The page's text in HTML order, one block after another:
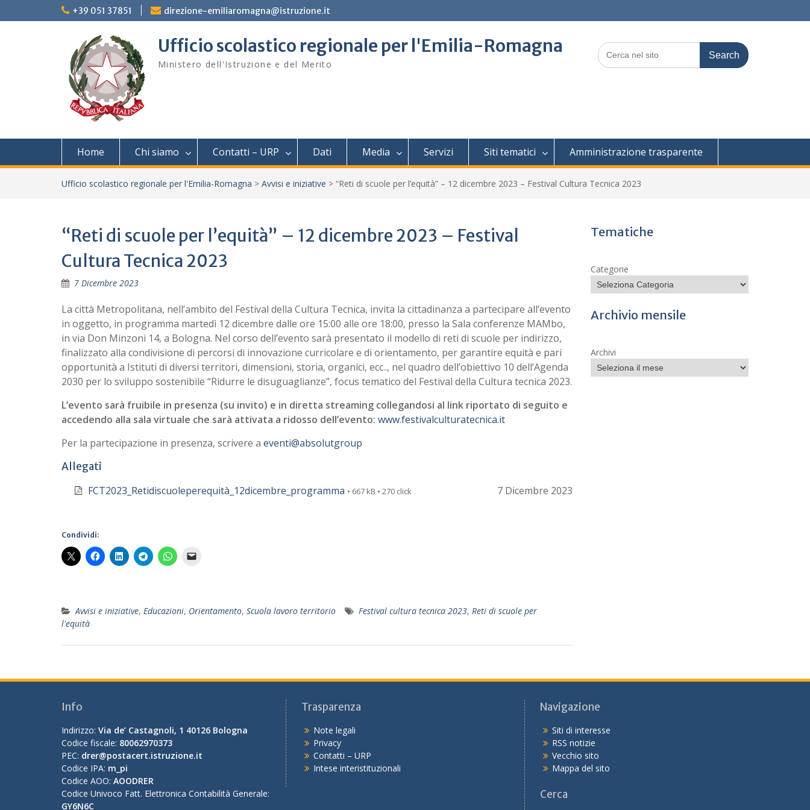
to
+39 051 37851 direzione-emiliaromagna@istruzione.it
Ufficio scolastico regionale per l'Emilia-Romagna
Ministero dell'Istruzione e del Merito
Search
for:
Home Chi siamo Contatti – URP Dati Media Servizi Siti tematici Amministrazione trasparente
Ufficio scolastico regionale per l'Emilia-Romagna > Avvisi e iniziative > “Reti di scuole per l’equità” – 12 dicembre 2023 – Festival Cultura Tecnica 2023
“Reti di scuole per l’equità” – 12 dicembre 2023 – Festival
Cultura Tecnica 2023
7 Dicembre 2023
La città Metropolitana, nell’ambito del Festival della Cultura Tecnica, invita la cittadinanza a partecipare all’evento
in oggetto, in programma martedì 12 dicembre dalle ore 15:00 alle ore 18:00, presso la Sala conferenze MAMbo,
in via Don Minzoni 14, a Bologna. Nel corso dell’evento sarà presentato il modello di reti di scuole per indirizzo,
finalizzato alla condivisione di percorsi di innovazione curricolare e di orientamento, per garantire equità e pari
opportunità a Istituti di diversi territori, dimensioni, storia, organici, ecc.., nel quadro dell’obiettivo 10 dell’Agenda
2030 per lo sviluppo sostenibile “Ridurre le disuguaglianze”, focus tematico del Festival della Cultura tecnica 2023.
L’evento sarà fruibile in presenza (su invito) e in diretta streaming collegandosi al link riportato di seguito e
accedendo alla sala virtuale che sarà attivata a ridosso dell’evento: www.festivalculturatecnica.it
Per la partecipazione in presenza, scrivere a eventi@absolutgroup
Allegati
FCT2023_Retidiscuoleperequità_12dicembre_programma • 667 kB • 270 click 7 Dicembre 2023
Condividi:
Avvisi e iniziative, Educazioni, Orientamento, Scuola lavoro territorio Festival cultura tecnica 2023, Reti di scuole per
l'equità
Tematiche
Categorie
Archivio mensile
Archivi
Info
Indirizzo: Via de’ Castagnoli, 1 40126 Bologna
Codice fiscale: 80062970373
PEC: drer@postacert.istruzione.it
Codice IPA: m_pi
Codice AOO: AOODRER
Codice Univoco Fatt. Elettronica Contabilità Generale:
GY6N6C
Trasparenza
Note legali
Privacy
Contatti – URP
Intese interistituzionali
Navigazione
Siti di interesse
RSS notizie
Vecchio sito
Mappa del sito
Cerca